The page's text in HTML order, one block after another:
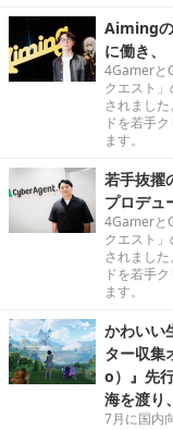
Aimingの
に働き、
4Gamerと
クエスト
されまし
ドを若手
ます。
若手抜擢
プロデュ
4Gamerと
クエスト
されまし
ドを若手
ます。
かわいい
ター収集
o）』先
海を渡り
7月に国内